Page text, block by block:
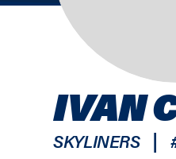
IVAN
SKYLINERS |